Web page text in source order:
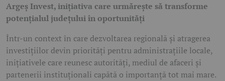
Argeș Invest, inițiativa care urmărește să transforme
potențialul județului în oportunități
Într-un context în care dezvoltarea regională și atragerea
investițiilor devin priorități pentru administrațiile locale,
inițiativele care reunesc autorități, mediul de afaceri și
partenerii instituționali capătă o importanță tot mai mare.